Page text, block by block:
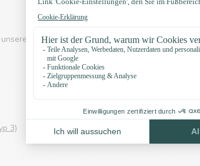
eigenen Knotenbeispiele, YouTube Kanal,
3)